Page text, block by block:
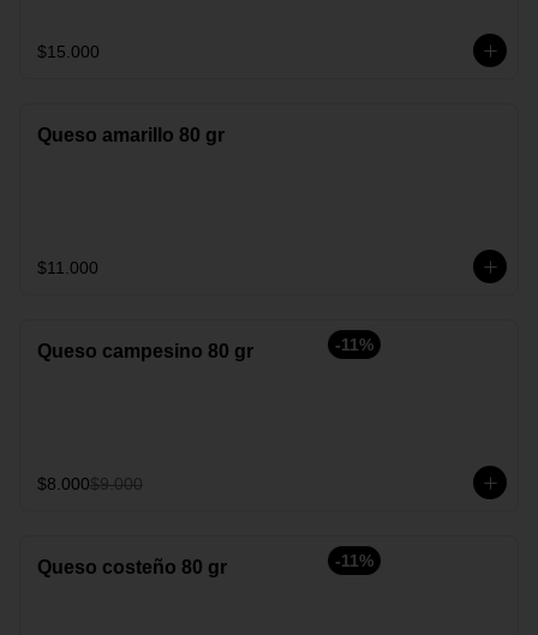
$15.000
Queso amarillo 80 gr
$11.000
-11%
Queso campesino 80 gr
$8.000$9.000
-11%
Queso costeño 80 gr